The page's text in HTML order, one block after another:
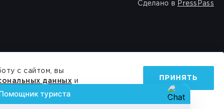
Сделано в PressPass
с сайтом, вы
данных и
ПРИНЯТЬ